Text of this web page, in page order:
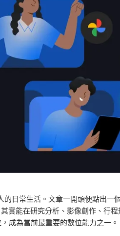
日常生活。文章一開頭便點出一
實能在研究分析、影像創作、行
成為當前最重要的數位能力之一。